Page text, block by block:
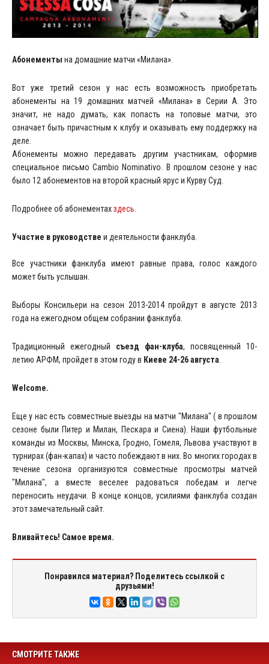
Абонементы на домашние матчи «Милана».
Вот уже третий сезон у нас есть возможность приобретать
абонементы на 19 домашних матчей «Милана» в Серии А. Это
значит, не надо думать, как попасть на топовые матчи, это
означает быть причастным к клубу и оказывать ему поддержку на
деле.
Абонементы можно передавать другим участникам, оформив
специальное письмо Cambio Nominativo. В прошлом сезоне у нас
было 12 абонементов на второй красный ярус и Курву Суд.
Подробнее об абонементахздесь.
Участие в руководстве и деятельности фанклуба.
Все участники фанклуба имеют равные права, голос каждого
может быть услышан.
Выборы Консильери на сезон 2013-2014 пройдут в августе 2013
года на ежегодном общем собрании фанклуба.
Традиционный ежегодный съезд фан-клуба, посвященный 10-
летию АРФМ, пройдет в этом году в Киеве 24-26 августа.
Welcome.
Еще у нас есть совместные выезды на матчи "Милана" ( в прошлом
сезоне были Питер и Милан, Пескара и Сиена). Наши футбольные
команды из Москвы, Минска, Гродно, Гомеля, Львова участвуют в
турнирах (фан-капах) и часто побеждают в них. Во многих городах в
течение сезона организуются совместные просмотры матчей
"Милана", а вместе веселее радоваться победам и легче
переносить неудачи. В конце концов, усилиями фанклуба создан
этот замечательный сайт.
Вливайтесь! Самое время.
Понравился материал? Поделитесь ссылкой с
друзьями!
СМОТРИТЕ ТАКЖЕ